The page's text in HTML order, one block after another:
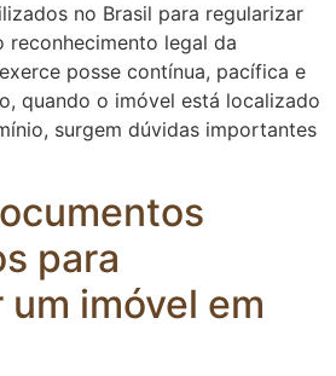
no Brasil para regularizar
reconhecimento legal da
posse contínua, pacífica e
quando o imóvel está localizado
surgem dúvidas importantes
para
imóvel em